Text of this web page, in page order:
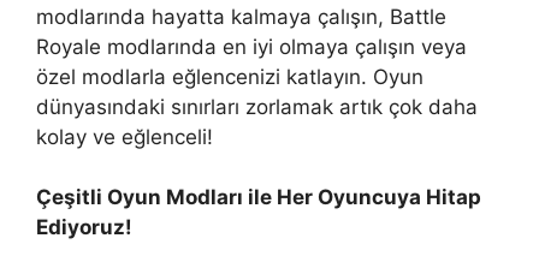
modlarında hayatta kalmaya çalışın, Battle
Royale modlarında en iyi olmaya çalışın veya
özel modlarla eğlencenizi katlayın. Oyun
dünyasındaki sınırları zorlamak artık çok daha
kolay ve eğlenceli!
Çeşitli Oyun Modları ile Her Oyuncuya Hitap
Ediyoruz!